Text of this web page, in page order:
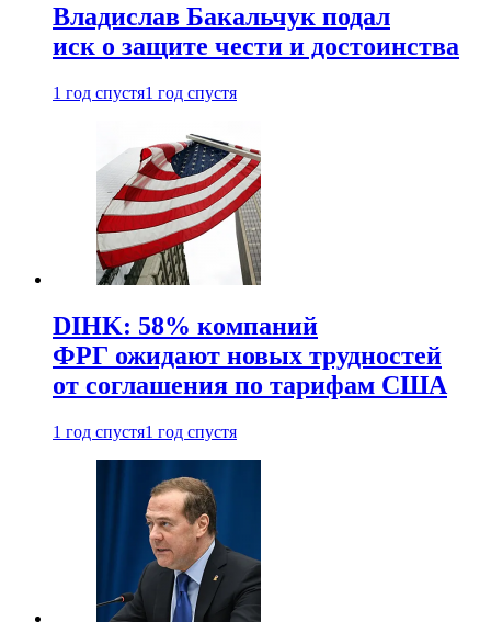
Владислав Бакальчук подал
иск о защите чести и достоинства
1 год спустя1 год спустя
DIHK: 58% компаний
ФРГ ожидают новых трудностей
от соглашения по тарифам США
1 год спустя1 год спустя